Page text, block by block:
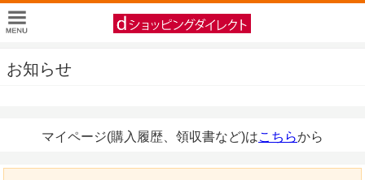
お知らせ
マイページ(購入履歴、領収書など)はこちらから